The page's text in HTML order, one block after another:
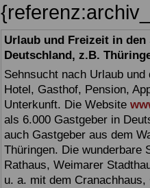
Urlaub und Freizeit in
Deutschland, z.B.
Sehnsucht nach Urlaub
Hotel, Gasthof, Pension,
Unterkunft. Die Website
als 6.000 Gastgeber in
auch Gastgeber aus dem
Thüringen. Die wunderbare
Rathaus, Weimarer
u. a. mit dem